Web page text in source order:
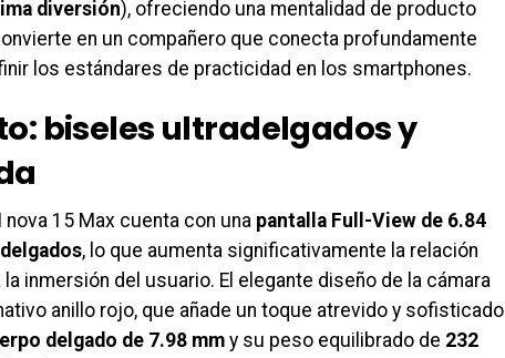
diversión), ofreciendo una mentalidad de producto
en un compañero que conecta profundamente
los estándares de practicidad en los smartphones.
biseles ultradelgados y
nova 15 Max cuenta con una pantalla Full-View de 6.84
, lo que aumenta significativamente la relación
inmersión del usuario. El elegante diseño de la cámara
anillo rojo, que añade un toque atrevido y sofisticado
delgado de 7.98 mm y su peso equilibrado de 232